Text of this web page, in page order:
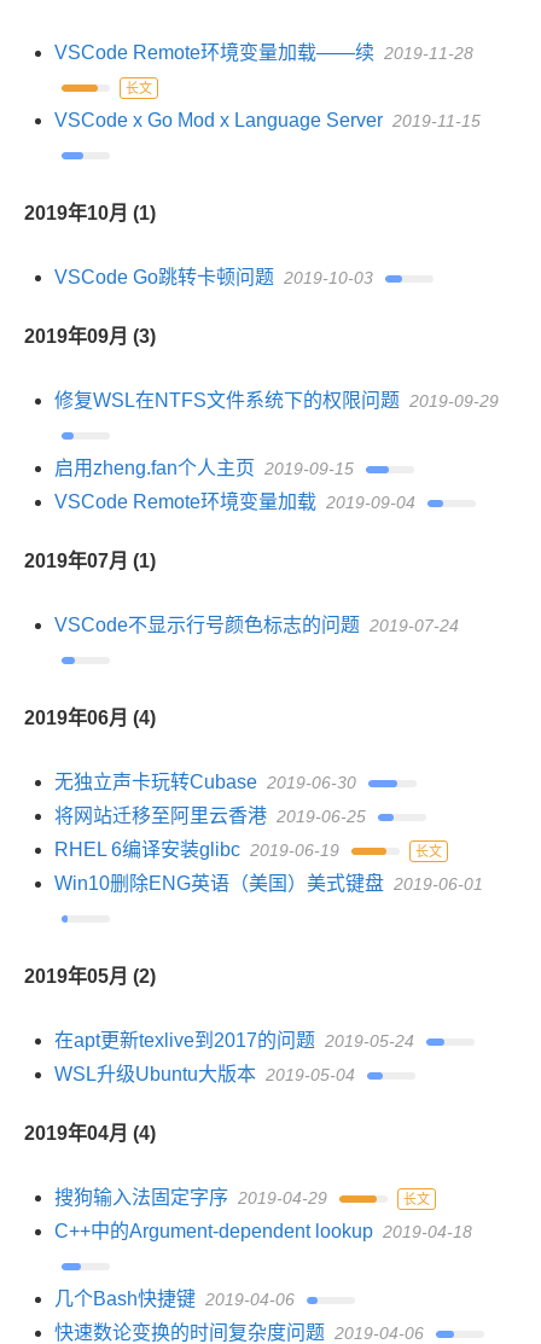
VSCode Remote环境变量加载——续 2019-11-28
长文
VSCode x Go Mod x Language Server 2019-11-15
2019年10月 (1)
VSCode Go跳转卡顿问题 2019-10-03
2019年09月 (3)
修复WSL在NTFS文件系统下的权限问题 2019-09-29
启用zheng.fan个人主页 2019-09-15
VSCode Remote环境变量加载 2019-09-04
2019年07月 (1)
VSCode不显示行号颜色标志的问题 2019-07-24
2019年06月 (4)
无独立声卡玩转Cubase 2019-06-30
将网站迁移至阿里云香港 2019-06-25
RHEL 6编译安装glibc 2019-06-19 长文
Win10删除ENG英语（美国）美式键盘 2019-06-01
2019年05月 (2)
在apt更新texlive到2017的问题 2019-05-24
WSL升级Ubuntu大版本 2019-05-04
2019年04月 (4)
搜狗输入法固定字序 2019-04-29 长文
C++中的Argument-dependent lookup 2019-04-18
几个Bash快捷键 2019-04-06
快速数论变换的时间复杂度问题 2019-04-06